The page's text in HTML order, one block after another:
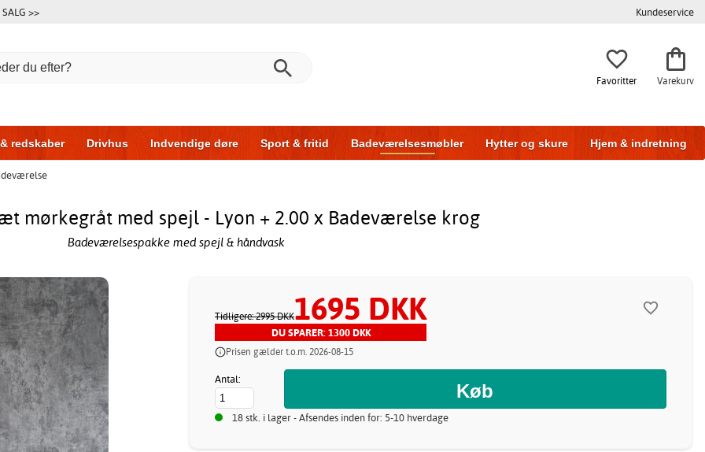
SALG >> Kundeservice
Favoritter Varekurv
redskaber Drivhus Indvendige døre Sport & fritid Badeværelsesmøbler Hytter og skure Hjem & indretning
& garage
mørkegråt med spejl - Lyon + 2.00 x Badeværelse krog
Badeværelsespakke med spejl & håndvask
Tidligere: 2995 DKK1695 DKK
DU SPARER: 1300 DKK
Prisen gælder t.o.m. 2026-08-15
Antal:
18 stk. i lager - Afsendes inden for: 5-10 hverdage